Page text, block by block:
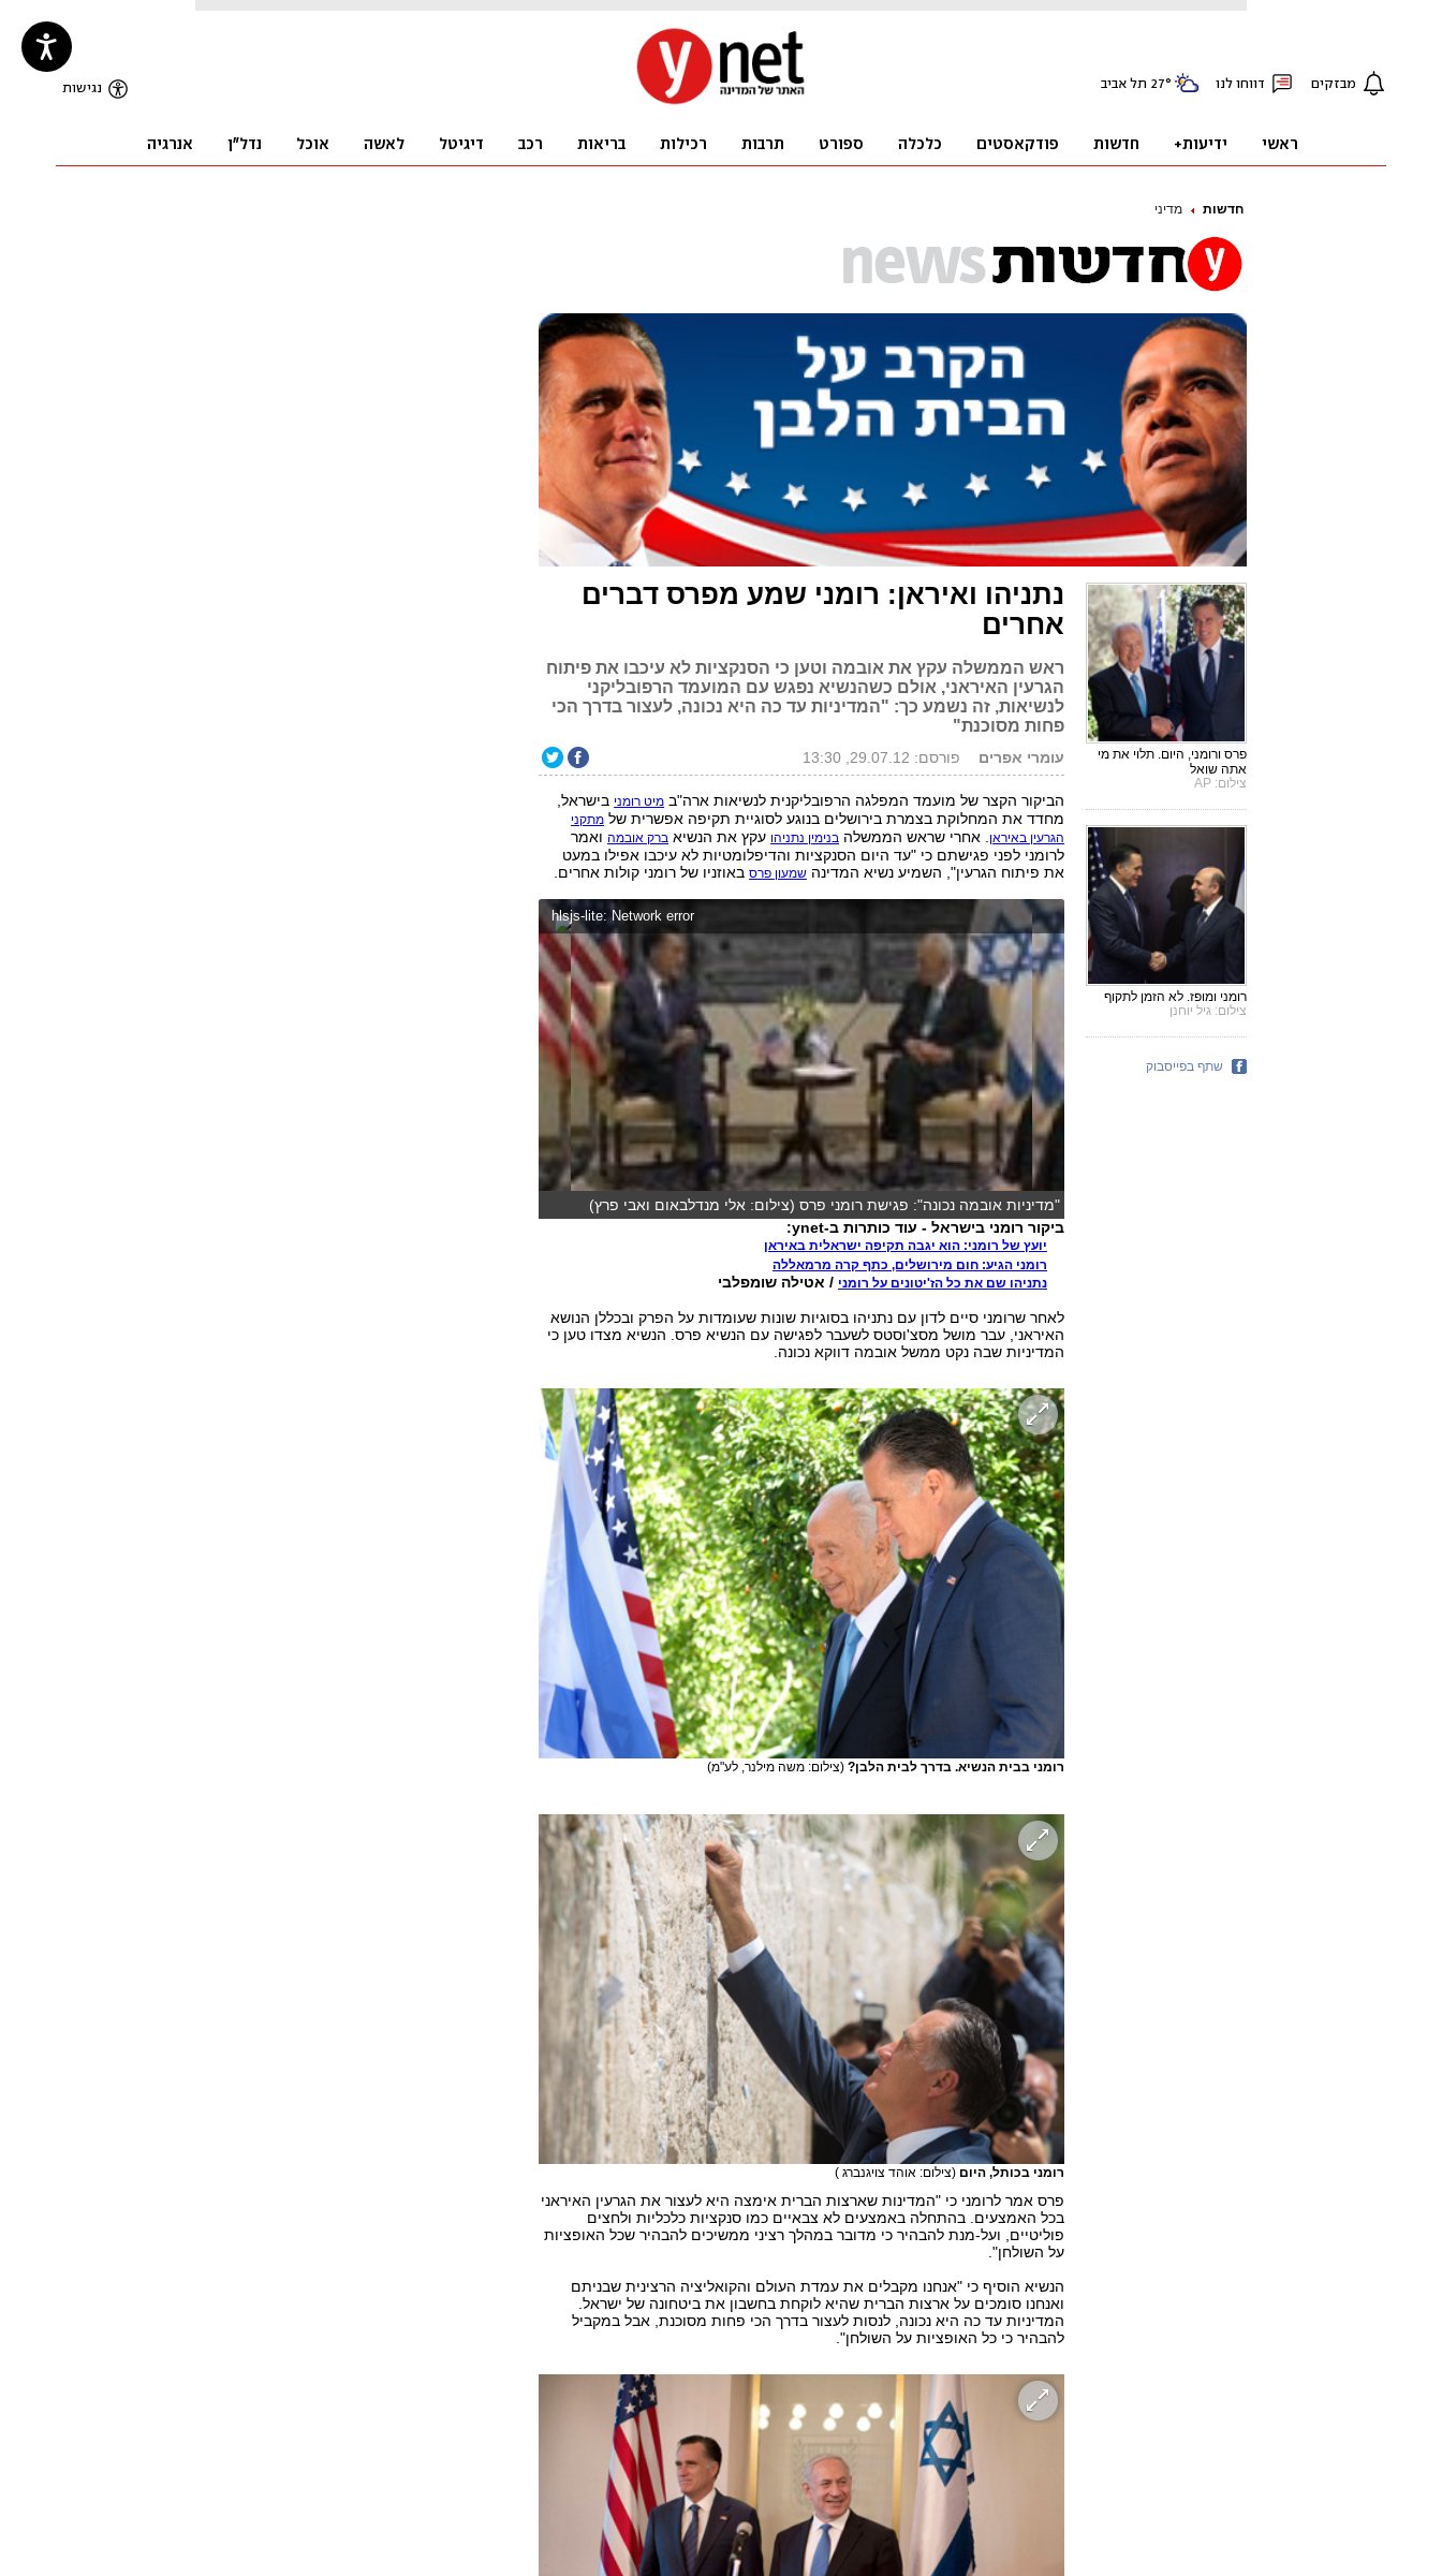
חדשות מדיני
נתניהו ואיראן: רומני שמע מפרס דברים
אחרים
ראש הממשלה עקץ את אובמה וטען כי הסנקציות לא עיכבו את פיתוח
הגרעין האיראני, אולם כשהנשיא נפגש עם המועמד הרפובליקני
לנשיאות, זה נשמע כך: "המדיניות עד כה היא נכונה, לעצור בדרך הכי
פחות מסוכנת"
עומרי אפרים פורסם: 29.07.12, 13:30
הביקור הקצר של מועמד המפלגה הרפובליקנית לנשיאות ארה"ב מיט רומני בישראל,
מחדד את המחלוקת בצמרת בירושלים בנוגע לסוגיית תקיפה אפשרית של מתקני
הגרעין באיראן
. אחרי שראש הממשלה בנימין נתניהו עקץ את הנשיא ברק אובמהואמר
לרומני לפני פגישתם כי "עד היום הסנקציות והדיפלומטיות לא עיכבו אפילו במעט
את פיתוח הגרעין", השמיע נשיא המדינה שמעון פרסבאוזניו של רומני קולות אחרים.
hlsjs-lite: Network error
"מדיניות אובמה נכונה": פגישת רומני פרס (צילום: אלי מנדלבאום ואבי פרץ)
ביקור רומני בישראל - עוד כותרות ב-ynet:
יועץ של רומני: הוא יגבה תקיפה ישראלית באיראן
רומני הגיע: חום מירושלים, כתף קרה מרמאללה
נתניהו שם את כל הז'יטונים על רומני / אטילה שומפלבי
לאחר שרומני סיים לדון עם נתניהו בסוגיות שונות שעומדות על הפרק ובכללן הנושא
האיראני, עבר מושל מסצ'וסטס לשעבר לפגישה עם הנשיא פרס. הנשיא מצדו טען כי
המדיניות שבה נקט ממשל אובמה דווקא נכונה.
רומני בבית הנשיא. בדרך לבית הלבן? (צילום: משה מילנר, לע"מ)
רומני בכותל, היום (צילום: אוהד צויגנברג )
פרס אמר לרומני כי "המדינות שארצות הברית אימצה היא לעצור את הגרעין האיראני
בכל האמצעים. בהתחלה באמצעים לא צבאיים כמו סנקציות כלכליות ולחצים
פוליטיים, ועל-מנת להבהיר כי מדובר במהלך רציני ממשיכים להבהיר שכל האופציות
על השולחן".
הנשיא הוסיף כי "אנחנו מקבלים את עמדת העולם והקואליציה הרצינית שבניתם
ואנחנו סומכים על ארצות הברית שהיא לוקחת בחשבון את ביטחונה של ישראל.
המדיניות עד כה היא נכונה, לנסות לעצור בדרך הכי פחות מסוכנת, אבל במקביל
להבהיר כי כל האופציות על השולחן".
פרס ורומני, היום. תלוי את מי
אתה שואל
צילום: AP
רומני ומופז. לא הזמן לתקוף
צילום: גיל יוחנן
שתף בפייסבוק